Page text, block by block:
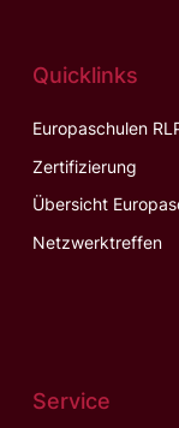
Quicklinks
Europaschulen
Zertifizierung
Übersicht
Netzwerktreffen
Service